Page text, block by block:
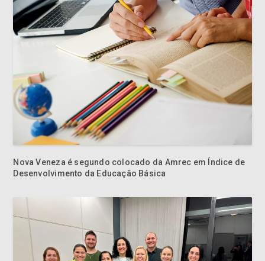
Nova Veneza é segundo colocado da Amrec em Índice de
Desenvolvimento da Educação Básica